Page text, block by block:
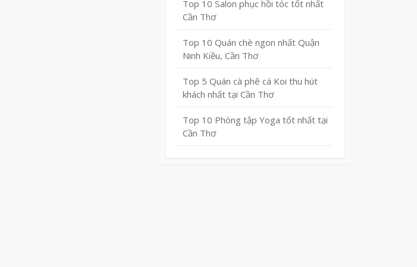
Top 10 Salon phục hồi tóc tốt nhất
Cần Thơ
Top 10 Quán chè ngon nhất Quận
Ninh Kiều, Cần Thơ
Top 5 Quán cà phê cá Koi thu hút
khách nhất tại Cần Thơ
Top 10 Phòng tập Yoga tốt nhất tại
Cần Thơ